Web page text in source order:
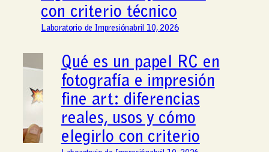
con criterio técnico
Laboratorio de Impresiónabril 10, 2026
Qué es un papel RC en
fotografía e impresión
fine art: diferencias
reales, usos y cómo
elegirlo con criterio